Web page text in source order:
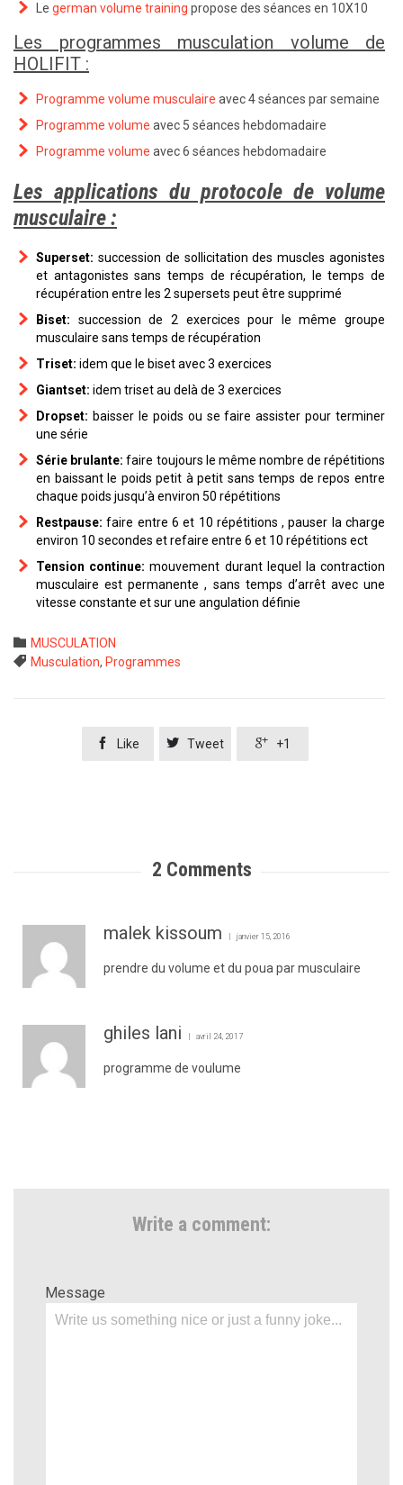
Legerman volume training propose des séances en 10X10
Les programmes musculation volume de
HOLIFIT :
Programme volume musculaire avec 4 séances par semaine
Programme volume avec 5 séances hebdomadaire
Programme volume avec 6 séances hebdomadaire
Les applications du protocole de volume
musculaire :
Superset: succession de sollicitation des muscles agonistes
et antagonistes sans temps de récupération, le temps de
récupération entre les 2 supersets peut être supprimé
Biset: succession de 2 exercices pour le même groupe
musculaire sans temps de récupération
Triset: idem que le biset avec 3 exercices
Giantset: idem triset au delà de 3 exercices
Dropset: baisser le poids ou se faire assister pour terminer
une série
Série brulante: faire toujours le même nombre de répétitions
en baissant le poids petit à petit sans temps de repos entre
chaque poids jusqu’à environ 50 répétitions
Restpause:faire entre 6 et 10 répétitions , pauser la charge
environ 10 secondes et refaire entre 6 et 10 répétitions ect
Tension continue:mouvement durant lequel la contraction
musculaire est permanente , sans temps d’arrêt avec une
vitesse constante et sur une angulation définie
 Category
MUSCULATION
 Tags
Musculation, Programmes
 Like  Tweet  +1
2 Comments
malek kissoum janvier 15, 2016
prendre du volume et du poua par musculaire
ghiles lani avril 24, 2017
programme de voulume
Write a comment:
Message